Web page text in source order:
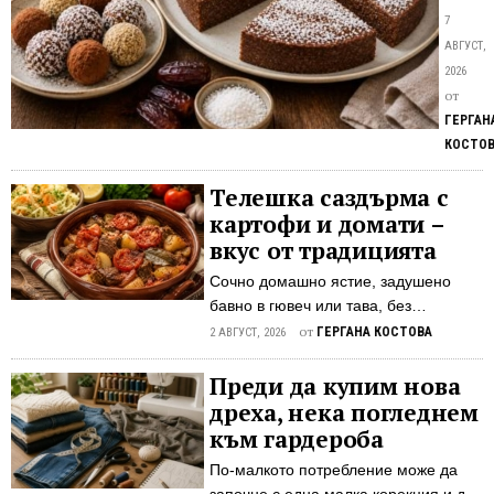
две
–
или
и
ядки
сладък
и
най-
се
7
АВГУСТ,
2026
от
Телешка саздърма с
картофи и домати –
вкус от традицията
Сочно домашно ястие, задушено
бавно в гювеч или тава, без
добавена мазнина – месото и
си сокове Саздърмата е добре
познато традиционно ястие в
българската кухня, свързано с по-
старите начини за съхраняване и
използване на месото. В различните
2 АВГУСТ, 2026 от ГЕРГАНА КОСТОВА
Преди да купим нова
дреха, нека погледнем
към гардероба
По-малкото потребление може да